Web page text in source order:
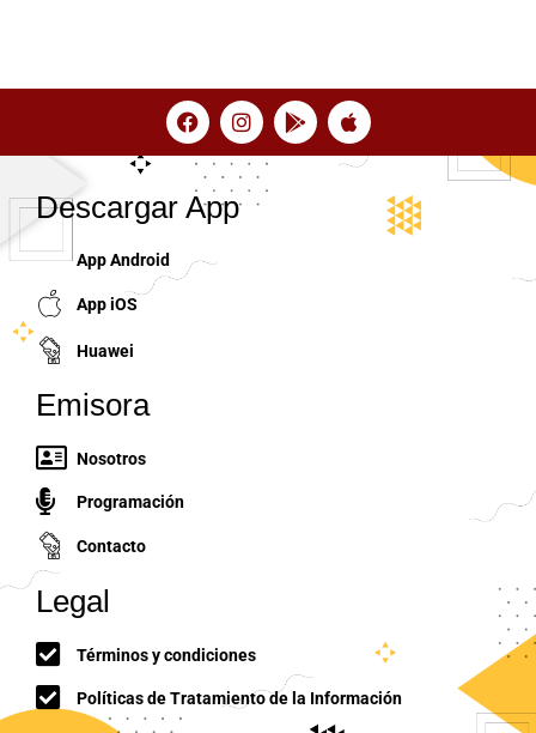
Descargar App
App Android
App iOS
Huawei
Emisora
Nosotros
Programación
Contacto
Legal
Términos y condiciones
Políticas de Tratamiento de la Información